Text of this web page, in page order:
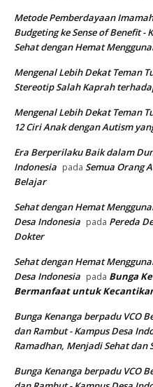
Metode Pemberdayaan
Budgeting ke Sense of Benefit -
Sehat dengan Hemat
Mengenal Lebih Dekat Teman
Stereotip Salah Kaprah
Mengenal Lebih Dekat Teman
12 Ciri Anak dengan Autism
Era Berperilaku Baik dalam
Indonesia pada Semua Orang
Belajar
Sehat dengan Hemat
Desa Indonesia pada Pereda
Dokter
Sehat dengan Hemat
Desa Indonesia pada Bunga
Bermanfaat untuk
Bunga Kenanga berpadu VCO
dan Rambut - Kampus Desa
Ramadhan, Menjadi Sehat dan
Bunga Kenanga berpadu VCO